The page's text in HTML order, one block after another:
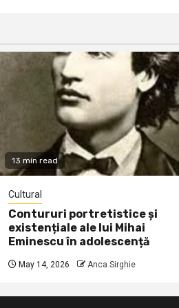
13 min read
Cultural
Contururi portretistice și
existențiale ale lui Mihai
Eminescu în adolescență
May 14, 2026 Anca Sirghie